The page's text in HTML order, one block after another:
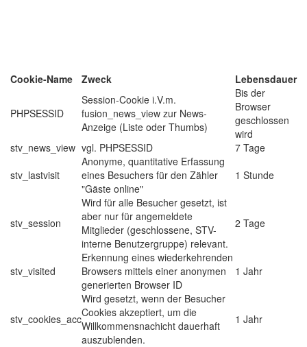
Cookie-Name Zweck Lebensdauer
PHPSESSID
Session-Cookie i.V.m.
fusion_news_view zur News-
Anzeige (Liste oder Thumbs)
Bis der
Browser
geschlossen
wird
stv_news_view vgl. PHPSESSID
7 Tage
stv_lastvisit
Anonyme, quantitative Erfassung
eines Besuchers für den Zähler
"Gäste online"
1 Stunde
stv_session
Wird für alle Besucher gesetzt, ist
aber nur für angemeldete
Mitglieder (geschlossene, STV-
interne Benutzergruppe) relevant.
2 Tage
stv_visited
Erkennung eines wiederkehrenden
Browsers mittels einer anonymen
generierten Browser ID
1 Jahr
stv_cookies_acc
Wird gesetzt, wenn der Besucher
Cookies akzeptiert, um die
Willkommensnachicht dauerhaft
auszublenden.
1 Jahr